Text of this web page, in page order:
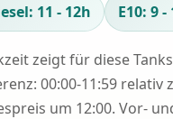
11 - 12h E10: 9 -
zeigt für diese
00:00-11:59 relativ
um 12:00. Vor-